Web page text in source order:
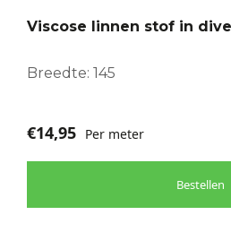
Viscose linnen stof in
Breedte: 145
€14,95 Per meter
Bestellen
kan
worden
productpagina